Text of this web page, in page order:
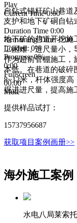
Play
Current Time0:00
/
Duration Time 0:00
Remaining Time-0:00
Loaded: 0%
Progress: 0%
0:00
Fullscreen
00:00
Mute
自钻式锚杆矿山巷道
支护和地下矿硐自钻
地下矿的巷道开挖施
工困难，进尺量小，
作为超前管棚施工，
本低。在巷道的破碎
8~12米，杆体强度
掘进进尺量，提高施
提供样品试打：
15737956687
获取项目案例画册>>
海外施工案例
水电八局莱索